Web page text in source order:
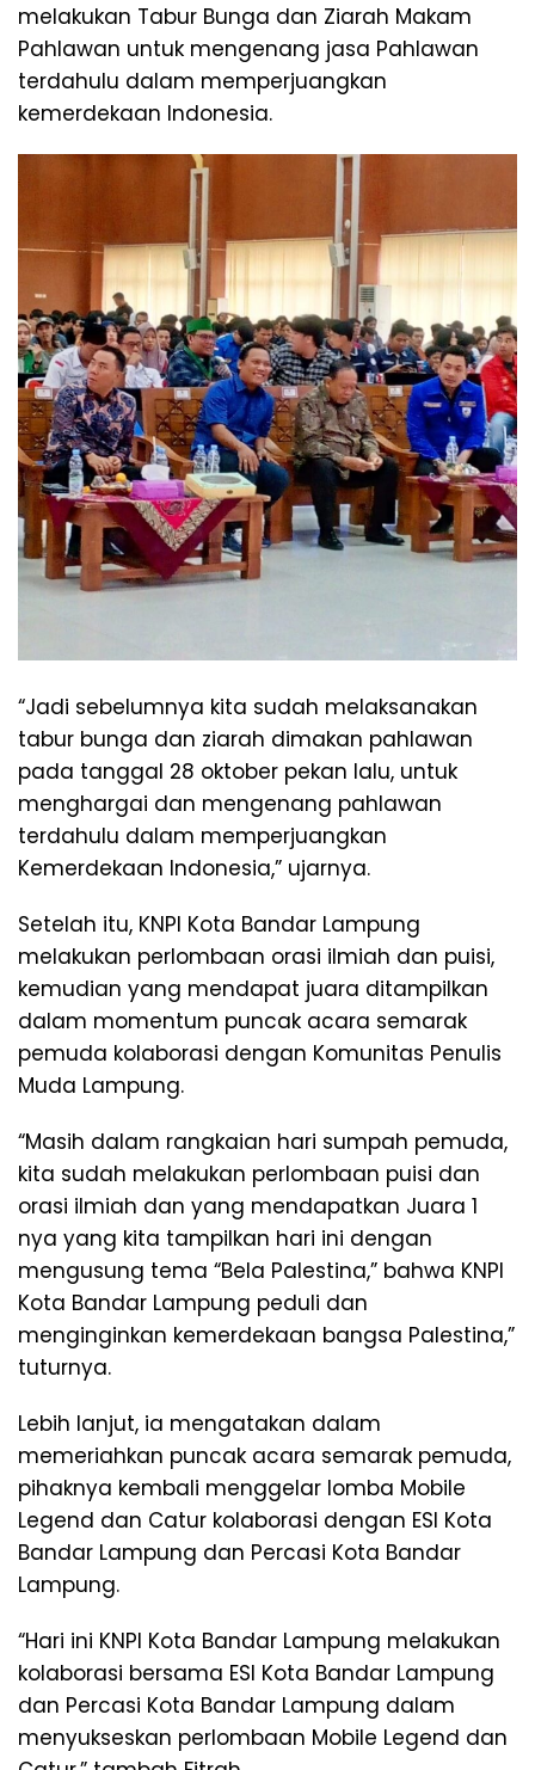
melakukan Tabur Bunga dan Ziarah Makam
Pahlawan untuk mengenang jasa Pahlawan
terdahulu dalam memperjuangkan
kemerdekaan Indonesia.
“Jadi sebelumnya kita sudah melaksanakan
tabur bunga dan ziarah dimakan pahlawan
pada tanggal 28 oktober pekan lalu, untuk
menghargai dan mengenang pahlawan
terdahulu dalam memperjuangkan
Kemerdekaan Indonesia,” ujarnya.
Setelah itu, KNPI Kota Bandar Lampung
melakukan perlombaan orasi ilmiah dan puisi,
kemudian yang mendapat juara ditampilkan
dalam momentum puncak acara semarak
pemuda kolaborasi dengan Komunitas Penulis
Muda Lampung.
“Masih dalam rangkaian hari sumpah pemuda,
kita sudah melakukan perlombaan puisi dan
orasi ilmiah dan yang mendapatkan Juara 1
nya yang kita tampilkan hari ini dengan
mengusung tema “Bela Palestina,” bahwa KNPI
Kota Bandar Lampung peduli dan
menginginkan kemerdekaan bangsa Palestina,”
tuturnya.
Lebih lanjut, ia mengatakan dalam
memeriahkan puncak acara semarak pemuda,
pihaknya kembali menggelar lomba Mobile
Legend dan Catur kolaborasi dengan ESI Kota
Bandar Lampung dan Percasi Kota Bandar
Lampung.
“Hari ini KNPI Kota Bandar Lampung melakukan
kolaborasi bersama ESI Kota Bandar Lampung
dan Percasi Kota Bandar Lampung dalam
menyukseskan perlombaan Mobile Legend dan